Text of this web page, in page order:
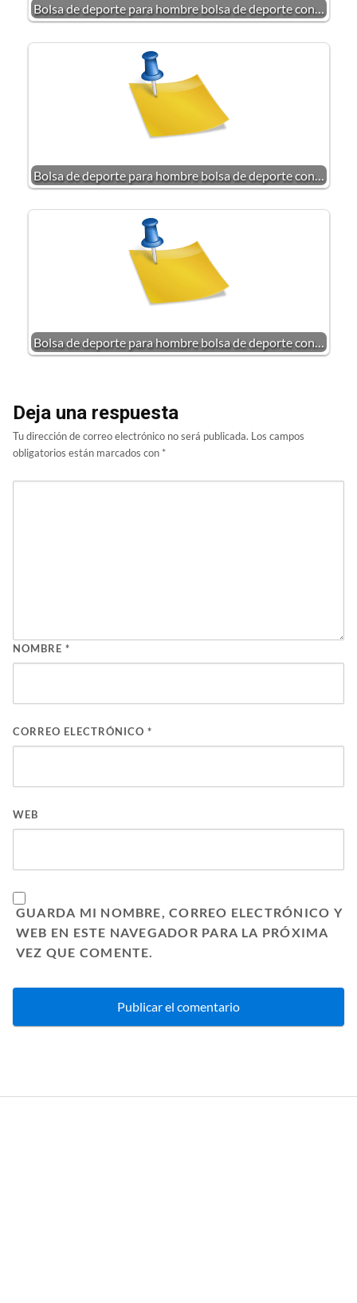
Bolsa de deporte para hombre bolsa de deporte con…
Bolsa de deporte para hombre bolsa de deporte con…
Bolsa de deporte para hombre bolsa de deporte con…
Deja una respuesta
Tu dirección de correo electrónico no será publicada. Los campos
obligatorios están marcados con *
NOMBRE *
CORREO ELECTRÓNICO *
WEB
GUARDA MI NOMBRE, CORREO ELECTRÓNICO Y
WEB EN ESTE NAVEGADOR PARA LA PRÓXIMA
VEZ QUE COMENTE.